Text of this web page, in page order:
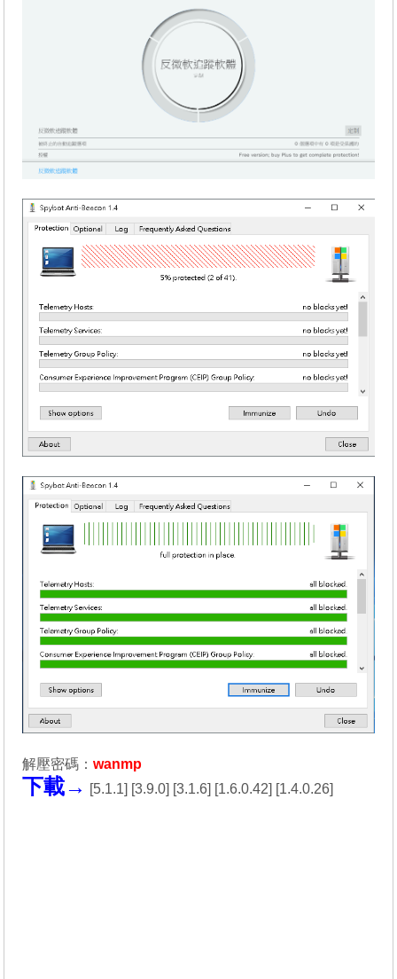
解壓密碼：wanmp
下載→ [5.1.1] [3.9.0] [3.1.6] [1.6.0.42] [1.4.0.26]